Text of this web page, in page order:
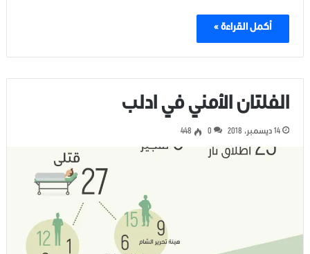
أكمل القراءة »
الفلتان الأمني في ادلب
14 ديسمبر، 2018 0
448